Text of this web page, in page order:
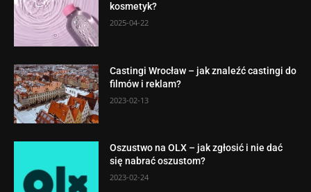
kosmetyk?
2025-04-22
Castingi Wrocław – jak znaleźć castingi do
filmów i reklam?
2023-02-13
Oszustwo na OLX – jak zgłosić i nie dać
się nabrać oszustom?
2023-02-24